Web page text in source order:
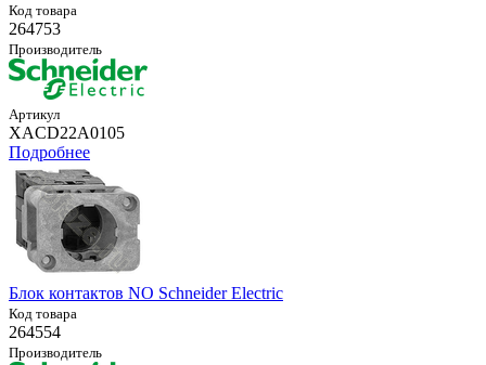
Код товара
264753
Производитель
Артикул
XACD22A0105
Подробнее
Блок контактов NO Schneider Electric
Код товара
264554
Производитель